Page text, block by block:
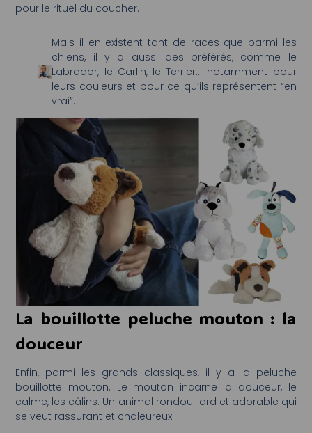
pour le rituel du coucher.
Mais il en existent tant de races que parmi les
chiens, il y a aussi des préférés, comme le
Labrador, le Carlin, le Terrier… notamment pour
leurs couleurs et pour ce qu’ils représentent “en
vrai”.
La bouillotte peluche mouton : la
douceur
Enfin, parmi les grands classiques, il y a la peluche
bouillotte mouton. Le mouton incarne la douceur, le
calme, les câlins. Un animal rondouillard et adorable qui
se veut rassurant et chaleureux.